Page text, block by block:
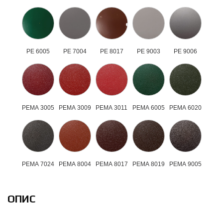
РЕ 6005 РЕ 7004 РЕ 8017 РЕ 9003 РЕ 9006
РЕМА 3005 РЕМА 3009 РЕМА 3011 РЕМА 6005 РЕМА 6020
РЕМА 7024 РЕМА 8004 РЕМА 8017 РЕМА 8019 РЕМА 9005
ОПИС